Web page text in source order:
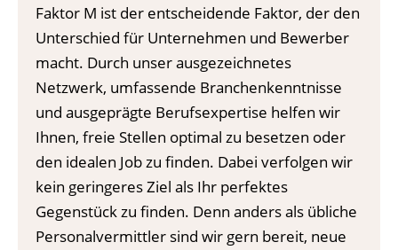
Faktor M ist der entscheidende Faktor, der den
Unterschied für Unternehmen und Bewerber
macht. Durch unser ausgezeichnetes
Netzwerk, umfassende Branchenkenntnisse
und ausgeprägte Berufsexpertise helfen wir
Ihnen, freie Stellen optimal zu besetzen oder
den idealen Job zu finden. Dabei verfolgen wir
kein geringeres Ziel als Ihr perfektes
Gegenstück zu finden. Denn anders als übliche
Personalvermittler sind wir gern bereit, neue